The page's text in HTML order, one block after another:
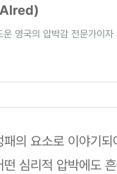
영국의 압박감 전문가이
의 요소로 이야기
심리적 압박에도